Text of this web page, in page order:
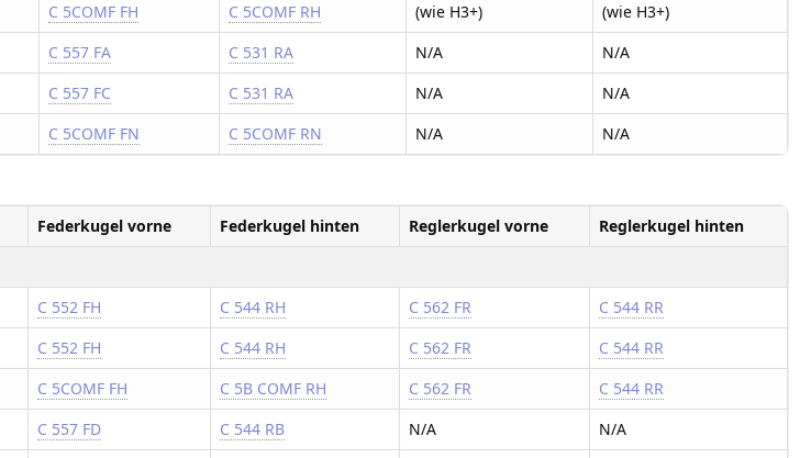
C 5COMF FH C 5COMF RH (wie H3+)
(wie H3+)
C 557 FA C 531 RA N/A
N/A
C 557 FC C 531 RA N/A
N/A
C 5COMF FN C 5COMF RN N/A N/A
Federkugel vorne Federkugel hinten Reglerkugel vorne
Reglerkugel hinten
C 552 FH C 544 RH C 562 FR
C 544 RR
C 552 FH C 544 RH C 562 FR
C 544 RR
C 5COMF FH C 5B COMF RH C 562 FR
C 544 RR
C 557 FD C 544 RB N/A
N/A